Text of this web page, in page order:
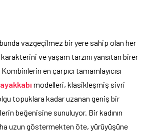
vazgeçilmez bir yere sahip olan her
ve yaşam tarzını yansıtan birer
en çarpıcı tamamlayıcısı
modelleri, klasikleşmiş sivri
topuklara kadar uzanan geniş bir
beğenisine sunuluyor. Bir kadının
uzun göstermekten öte, yürüyüşüne